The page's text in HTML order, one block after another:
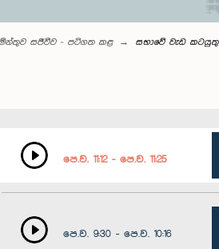
සජීවීව - පටිගත කළ සභාවේ වැඩ කටයුතු
පෙ.ව. 11:12 - පෙ.ව. 11:25
පෙ.ව. 9:30 - පෙ.ව. 10:16